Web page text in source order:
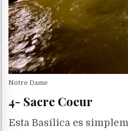
Notre Dame
4- Sacre Coeur
Esta Basílica es